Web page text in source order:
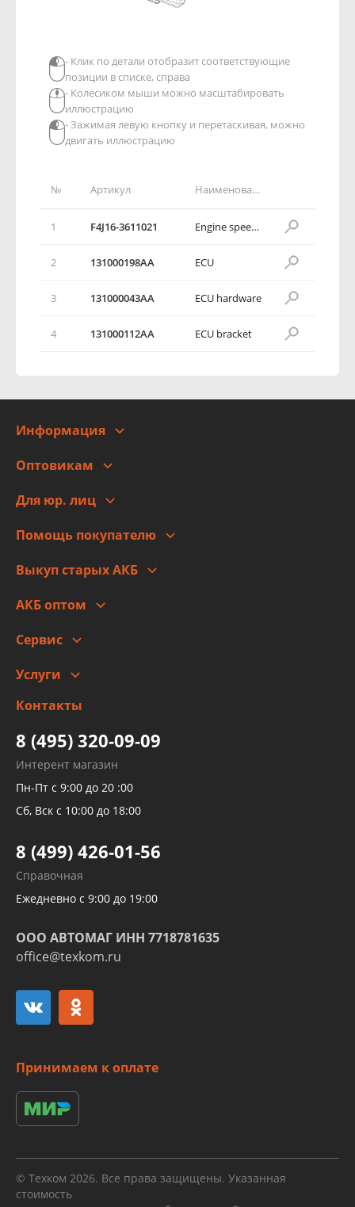
№ Артикул Наименование детали
1 F4J16-3611021 Engine speed sensor
2 131000198AA ECU
3 131000043AA ECU hardware
4 131000112AA ECU bracket
- Клик по детали отобразит соответствующие
позиции в списке, справа
- Колёсиком мыши можно масштабировать
иллюстрацию
- Зажимая левую кнопку и перетаскивая, можно
двигать иллюстрацию
Информация
Адреса
Новости
Оптовикам
Для юр. лиц
Помощь покупателю
Оплата
Гарантии и возврат
Выкуп старых АКБ
АКБ оптом
Сервис
Заправка кондиционера авто
Детейлинг
Услуги
высокого давления
Тормозных трубок
Рукавов гидроусилителей
Рукавов компрессоров и турбин
Трубок кондиционеров
Развертка пайка медных стальных
алюминиевых трубок и штуцеров
Контакты
8 (495) 320-09-09
Интерент магазин
Пн-Пт с 9:00 до 20 :00
Сб, Вск с 10:00 до 18:00
8 (499) 426-01-56
Справочная
Ежедневно с 9:00 до 19:00
ООО АВТОМАГ ИНН 7718781635
office@texkom.ru
Принимаем к оплате
© Техком 2026. Все права защищены. Указанная
стоимость